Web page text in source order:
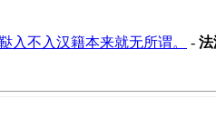
入不入汉籍本来就无所谓。 - 法